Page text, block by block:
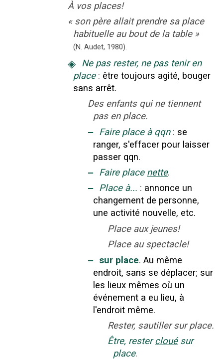
À vos places!
« son père allait prendre sa place
habituelle au bout de la table »
(N. Audet, 1980).
◈ Ne pas rester, ne pas tenir en
place : être toujours agité, bouger
sans arrêt.
Des enfants qui ne tiennent
pas en place.
‒ Faire place à qqn : se
ranger, s'effacer pour laisser
passer qqn.
‒ Faire place nette.
‒ Place à... : annonce un
changement de personne,
une activité nouvelle, etc.
Place aux jeunes!
Place au spectacle!
‒ sur place. Au même
endroit, sans se déplacer; sur
les lieux mêmes où un
événement a eu lieu, à
l'endroit même.
Rester, sautiller sur place.
Être, rester cloué sur
place.